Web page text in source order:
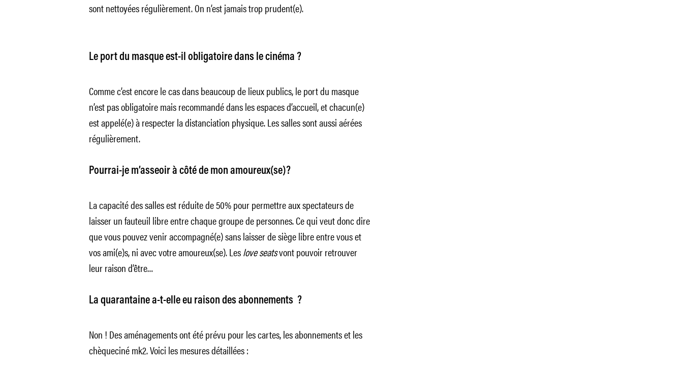
sont nettoyées régulièrement. On n’est jamais trop prudent(e).
Le port du masque est-il obligatoire dans le cinéma ?
Comme c’est encore le cas dans beaucoup de lieux publics, le port du masque
n’est pas obligatoire mais recommandé dans les espaces d’accueil, et chacun(e)
est appelé(e) à respecter la distanciation physique. Les salles sont aussi aérées
régulièrement.
Pourrai-je m’asseoir à côté de mon amoureux(se)?
La capacité des salles est réduite de 50% pour permettre aux spectateurs de
laisser un fauteuil libre entre chaque groupe de personnes. Ce qui veut donc dire
que vous pouvez venir accompagné(e) sans laisser de siège libre entre vous et
vos ami(e)s, ni avec votre amoureux(se). Leslove seatsvont pouvoir retrouver
leur raison d’être…
La quarantaine a-t-elle eu raison des abonnements ?
Non ! Des aménagements ont été prévu pour les cartes, les abonnements et les
chèqueciné mk2. Voici les mesures détaillées :